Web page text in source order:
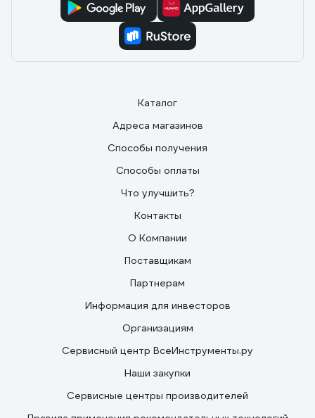
Каталог
Адреса магазинов
Способы получения
Способы оплаты
Что улучшить?
Контакты
О Компании
Поставщикам
Партнерам
Информация для инвесторов
Организациям
Сервисный центр ВсеИнструменты.ру
Наши закупки
Сервисные центры производителей